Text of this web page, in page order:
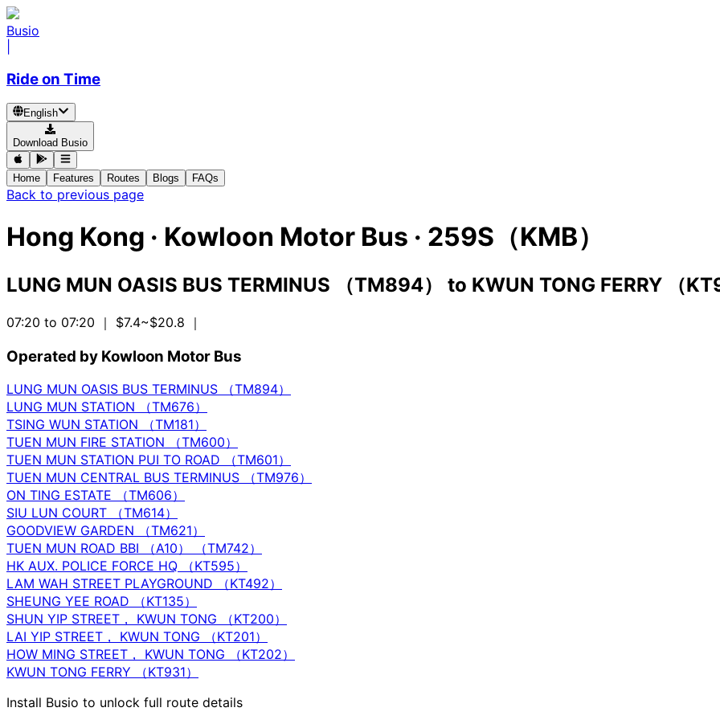
Busio
Ride on Time
English
Download Busio
Home Features Routes Blogs FAQs
Back to previous page
Hong Kong · Kowloon Motor Bus · 259S（KMB）
LUNG MUN OASIS BUS TERMINUS （TM894） to KWUN TONG FERRY （
07:20 to 07:20 ｜ $7.4~$20.8 ｜
Operated by Kowloon Motor Bus
LUNG MUN OASIS BUS TERMINUS （TM894）
LUNG MUN STATION （TM676）
TSING WUN STATION （TM181）
TUEN MUN FIRE STATION （TM600）
TUEN MUN STATION PUI TO ROAD （TM601）
TUEN MUN CENTRAL BUS TERMINUS （TM976）
ON TING ESTATE （TM606）
SIU LUN COURT （TM614）
GOODVIEW GARDEN （TM621）
TUEN MUN ROAD BBI （A10） （TM742）
HK AUX. POLICE FORCE HQ （KT595）
LAM WAH STREET PLAYGROUND （KT492）
SHEUNG YEE ROAD （KT135）
SHUN YIP STREET， KWUN TONG （KT200）
LAI YIP STREET， KWUN TONG （KT201）
HOW MING STREET， KWUN TONG （KT202）
KWUN TONG FERRY （KT931）
Install Busio to unlock full route details